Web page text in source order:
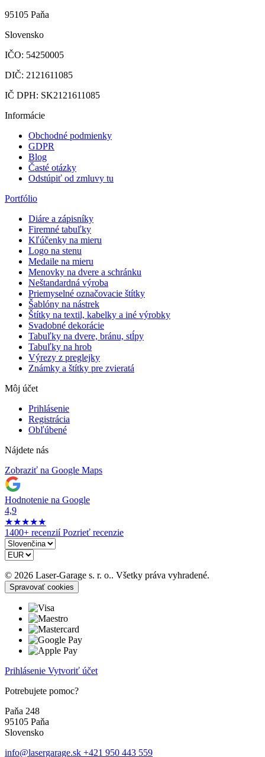
95105 Paňa
Slovensko
IČO: 54250005
DIČ: 2121611085
IČ DPH: SK2121611085
Informácie
Obchodné podmienky
GDPR
Blog
Časté otázky
Odstúpiť od zmluvy tu
Portfólio
Diáre a zápisníky
Firemné tabuľky
Kľúčenky na mieru
Logo na stenu
Medaile na mieru
Menovky na dvere a schránku
Neštandardná výroba
Priemyselné označovacie štítky
Šablóny na nástrek
Štítky na textil, kabelky a iné výrobky
Svadobné dekorácie
Tabuľky na dvere, bránu, stĺpy
Tabuľky na hrob
Výrezy z preglejky
Známky a štítky pre zvieratá
Môj účet
Prihlásenie
Registrácia
Obľúbené
Nájdete nás
Zobraziť na Google Maps
Hodnotenie na Google
4,9
★★★★★
1400+ recenzií Pozrieť recenzie
© 2026 Laser-Garage s. r. o.. Všetky práva vyhradené.
Spravovať cookies
Prihlásenie Vytvoriť účet
Potrebujete pomoc?
Paňa 248
95105 Paňa
Slovensko
info@lasergarage.sk +421 950 443 559